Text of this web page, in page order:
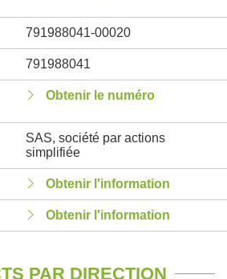
791988041-00020
791988041
Obtenir le numéro
SAS, société par actions
simplifiée
Obtenir l'information
Obtenir l'information
PAR DIRECTION